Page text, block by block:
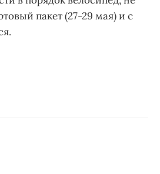
пакет (27-29 мая) и с